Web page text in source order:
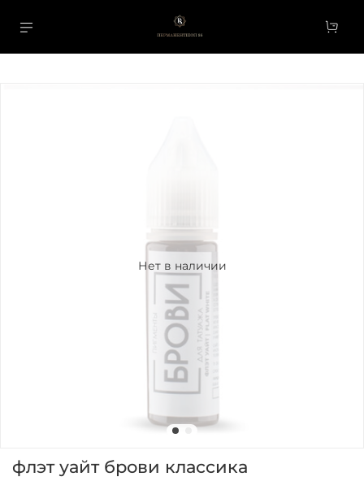
Нет в наличии
флэт уайт брови классика